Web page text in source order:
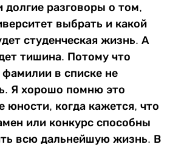
долгие разговоры о том,
выбрать и какой
студенческая жизнь. А
тишина. Потому что
фамилии в списке не
Я хорошо помню это
юности, когда кажется, что
или конкурс способны
всю дальнейшую жизнь. В